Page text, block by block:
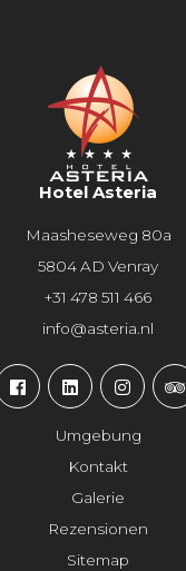
Hotel Asteria
Maasheseweg 80a
5804 AD Venray
+31 478 511 466
info@asteria.nl
Umgebung
Kontakt
Galerie
Rezensionen
Sitemap